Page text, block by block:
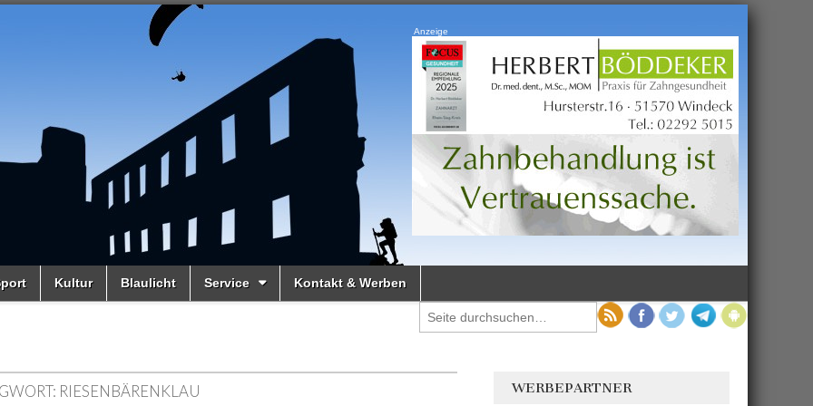
Anzeige
Kultur Blaulicht Service Kontakt & Werben
RIESENBÄRENKLAU WERBEPARTNER